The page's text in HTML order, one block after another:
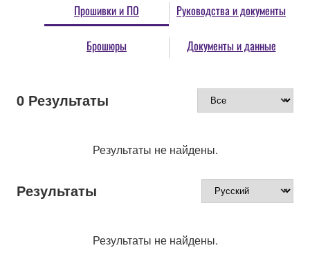
Прошивки и ПО Руководства и документы
Брошюры Документы и данные
0 Результаты
Результаты не найдены.
Результаты
Результаты не найдены.